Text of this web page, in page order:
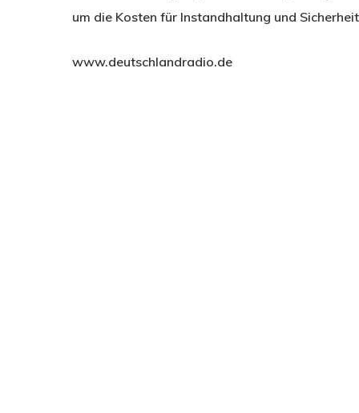
um die Kosten für Instandhaltung und
www.deutschlandradio.de